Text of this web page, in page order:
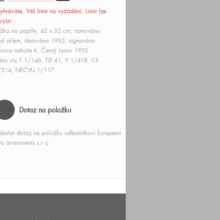
Váš limit na vyžádání. Limit lze
na papíře, 42 x 52 cm, rámováno
sklem, datováno 1955, signováno
nahoře K. Černý Jarov 1955.
viz T 1/146, TD 41, V 1/418, Ch
314, NEČVU 1/117.
Dotaz na položku
dotaz na položku odborníkovi European
Investments s.r.o.